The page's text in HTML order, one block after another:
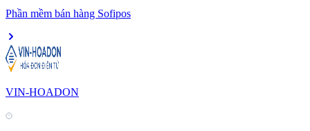
Phần mềm bán hàng Sofipos
VIN-HOADON